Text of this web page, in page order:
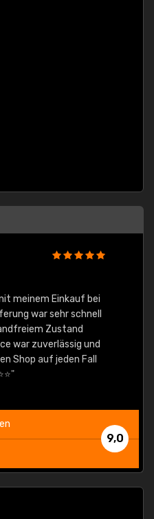
meinem Einkauf bei
war sehr schnell
Zustand
war zuverlässig und
Shop auf jeden Fall
9,0